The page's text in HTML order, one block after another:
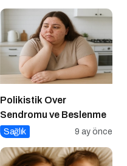
Polikistik Over
Sendromu ve Beslenme
Sağlık 9 ay önce